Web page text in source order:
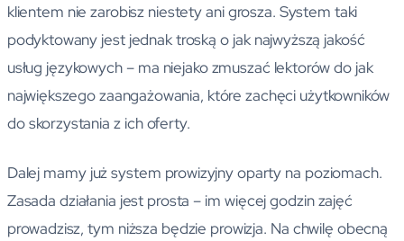
klientem nie zarobisz niestety ani grosza. System taki
podyktowany jest jednak troską o jak najwyższą jakość
usług językowych – ma niejako zmuszać lektorów do jak
największego zaangażowania, które zachęci użytkowników
do skorzystania z ich oferty.
Dalej mamy już system prowizyjny oparty na poziomach.
Zasada działania jest prosta – im więcej godzin zajęć
prowadzisz, tym niższa będzie prowizja. Na chwilę obecną